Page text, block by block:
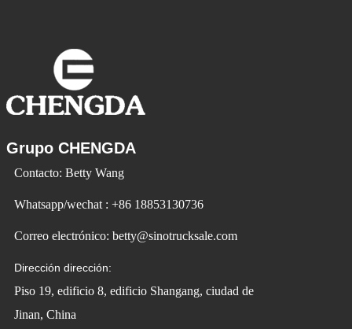
Grupo CHENGDA
Contacto: Betty Wang
Whatsapp/wechat : +86 18853130736
Correo electrónico: betty@sinotrucksale.com
Dirección dirección:
Piso 19, edificio 8, edificio Shangang, ciudad de
Jinan, China